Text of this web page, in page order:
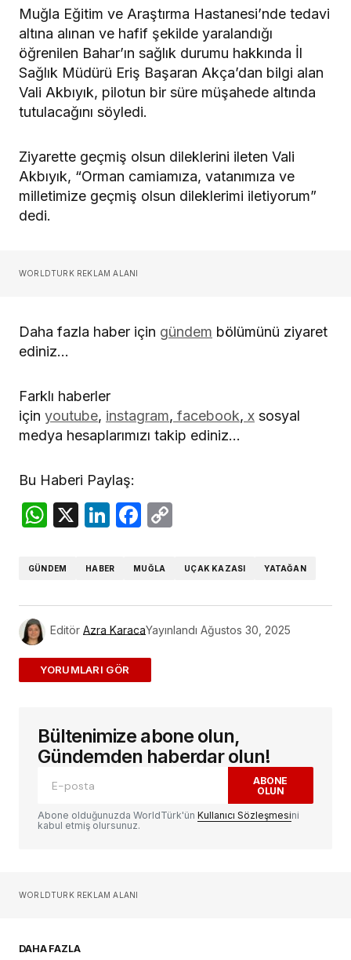
Muğla Eğitim ve Araştırma Hastanesi’nde tedavi
altına alınan ve hafif şekilde yaralandığı
öğrenilen Bahar’ın sağlık durumu hakkında İl
Sağlık Müdürü Eriş Başaran Akça’dan bilgi alan
Vali Akbıyık, pilotun bir süre müşahede altında
tutulacağını söyledi.
Ziyarette geçmiş olsun dileklerini ileten Vali
Akbıyık, “Orman camiamıza, vatanımıza ve
milletimize geçmiş olsun dileklerimi iletiyorum”
dedi.
WORLDTURK REKLAM ALANI
Daha fazla haber için gündem bölümünü ziyaret
ediniz…
Farklı haberler
için youtube, instagram, facebook, x sosyal
medya hesaplarımızı takip ediniz…
Bu Haberi Paylaş:
WhatsApp
X LinkedIn
Facebook
GÜNDEM HABER MUĞLA UÇAK KAZASI YATAĞAN
Editör Azra KaracaYayınlandı Ağustos 30, 2025
ADD A COMMENT
E-posta adresiniz yayınlanmayacak.
alanlar*ile işaretlenmişlerdir
Yorum
Sizin adınız*
Bültenimize abone olun,
Gündemden haberdar olun!
ABONE
OLUN
Abone olduğunuzda WorldTürk'ün Kullanıcı Sözleşmesini
kabul etmiş olursunuz.
WORLDTURK REKLAM ALANI
DAHA FAZLA